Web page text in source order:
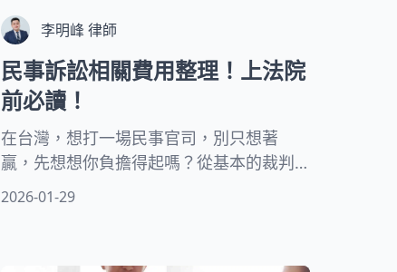
李明峰 律師
民事訴訟相關費用整理！上法院
前必讀！
在台灣，想打一場民事官司，別只想著
贏，先想想你負擔得起嗎？從基本的裁判
費到動輒數萬的律師費，每一筆錢都是你
2026-01-29